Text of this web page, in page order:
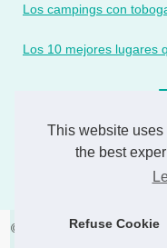
This website
the best
Refuse Cookie
Los campings con
Los 10 mejores lugares
Masajes de bienestar
El Grifo: Un Viaje a
© 2026 Banus.eu|Popular